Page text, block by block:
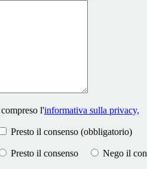
l'informativa sulla privacy,
Presto il consenso (obbligatorio)
Presto il consenso Nego il